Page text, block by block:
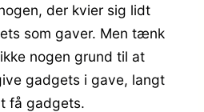
der kvier sig lidt
som gaver. Men tænk
nogen grund til at
gadgets i gave, langt
få gadgets.